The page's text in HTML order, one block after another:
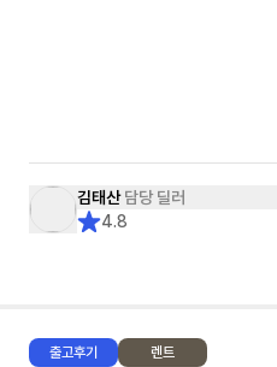
김태산 담당 딜러
4.8
출고후기 렌트